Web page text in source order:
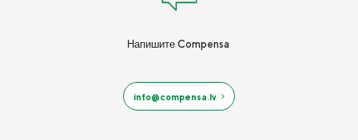
Напишите Compensa
info@compensa.lv